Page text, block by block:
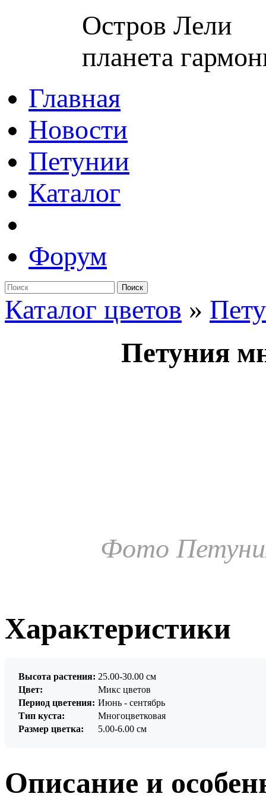
Остров Лели
планета
Главная
Новости
Петунии
Каталог
Форум
Поиск
Каталог цветов »
Петуния
Фото
Характеристики
Высота растения: 25.00-30.00 см
Цвет:
Микс цветов
Период цветения: Июнь - сентябрь
Тип куста:
Многоцветковая
Размер цветка:
5.00-6.00 см
Описание и